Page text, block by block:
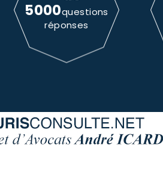
5000questions
réponses